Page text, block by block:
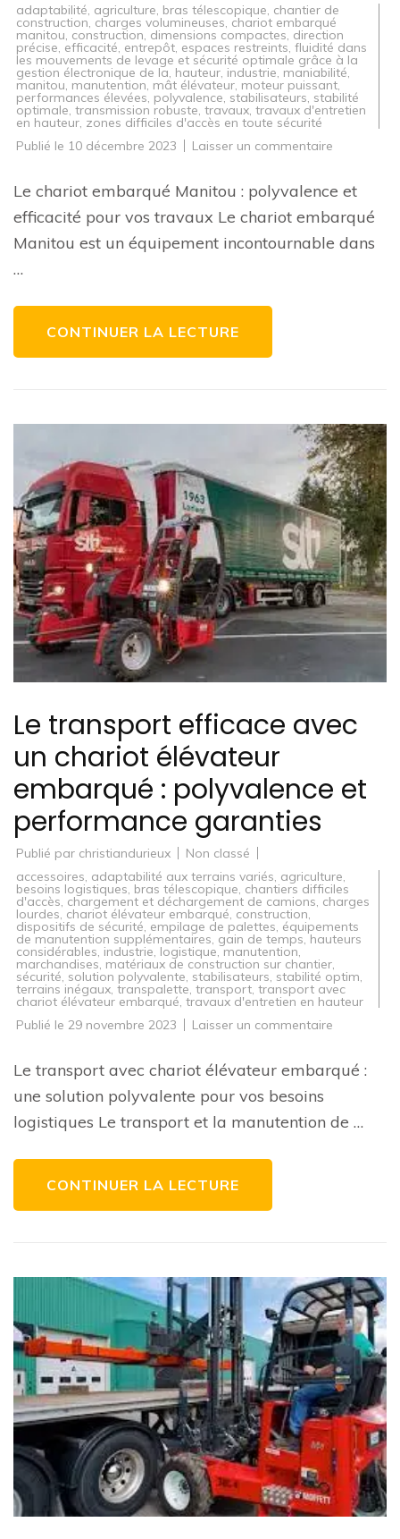
adaptabilité, agriculture, bras télescopique, chantier de
construction, charges volumineuses, chariot embarqué
manitou, construction, dimensions compactes, direction
précise, efficacité, entrepôt, espaces restreints, fluidité dans
les mouvements de levage et sécurité optimale grâce à la
gestion électronique de la, hauteur, industrie, maniabilité,
manitou, manutention, mât élévateur, moteur puissant,
performances élevées, polyvalence, stabilisateurs, stabilité
optimale, transmission robuste, travaux, travaux d'entretien
en hauteur, zones difficiles d'accès en toute sécurité
Publié le 10 décembre 2023 Laisser un commentaire
embarqué
Manitou
efficacité
Le chariot embarqué Manitou : polyvalence et
efficacité pour vos travaux Le chariot embarqué
Manitou est un équipement incontournable dans
…
CONTINUER LA LECTURE
Le transport efficace avec
un chariot élévateur
embarqué : polyvalence et
performance garanties
Publié par christiandurieux
Non classé
accessoires, adaptabilité aux terrains variés, agriculture,
besoins logistiques, bras télescopique, chantiers difficiles
d'accès, chargement et déchargement de camions, charges
lourdes, chariot élévateur embarqué, construction,
dispositifs de sécurité, empilage de palettes, équipements
de manutention supplémentaires, gain de temps,hauteurs
considérables, industrie, logistique,manutention,
marchandises, matériaux de construction sur chantier,
sécurité, solution polyvalente, stabilisateurs, stabilité optim,
terrains inégaux, transpalette, transport, transport avec
chariot élévateur embarqué, travaux d'entretien en hauteur
Publié le 29 novembre 2023 Laisser un commentaire
efficace
avec
embarqué
Le transport avec chariot élévateur embarqué :
une solution polyvalente pour vos besoins
logistiques Le transport et la manutention de …
CONTINUER LA LECTURE